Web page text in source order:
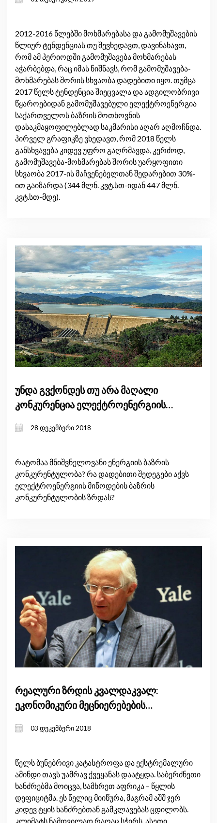
შეიძლება გაკეთდეს მის
2012-2016 წლებში მოხმარებასა და გამომუშავების
წლიურ ტენდენციას თუ შევხედავთ, დავინახავთ,
რომ ამ პერიოდში გამომუშავება მოხმარებას
აჭარბებდა, რაც იმას ნიშნავს, რომ გამომუშავება-
მოხმარებას შორის სხვაობა დადებითი იყო. თუმცა
2017 წელს ტენდენცია შიეცვალა და ადგილობრივი
წყაროებიდან გამომუშავებული ელექტროენერგია
საქართველოს ბაზრის მოთხოვნის
დასაკმაყოფილებლად საკმარისი აღარ აღმოჩნდა.
პირველ გრაფიკზე ვხედავთ, რომ 2018 წელს
განსხვავება კიდევ უფრო გაღრმავდა, კერძოდ,
გამომუშავება-მოხმარებას შორის უარყოფითი
სხვაობა 2017-ის მაჩვენებელთან შედარებით 30%-
ით გაიზარდა (344 მლნ. კვტ.სთ-იდან 447 მლნ.
კვტ.სთ-მდე).
უნდა გვქონდეს თუ არა მაღალი
კონკურენცია ელექტროენერგიის
28 დეკემბერი 2018
რატომაა მნიშვნელოვანი ენერგიის ბაზრის
კონკურენტულობა? რა დადებითი შედეგები აქვს
ელექტროენერგიის მიწოდების ბაზრის
კონკურენტულობის ზრდას?
რეალური ზრდის კვალდაკვალ:
ეკონომიკური მეცნიერებების
მნიშვნელობა ჩვენთვის და ჩვენი
03 დეკემბერი 2018
წელს ბუნებრივი კატასტროფა და ექსტრემალური
ამინდი თავს უამრავ ქვეყანას დაატყდა. საბერძნეთი
ხანძრებმა მოიცვა, სამხრეთ აფრიკა – წყლის
დეფიციტმა. ეს წელიც მიიწურა, მაგრამ აშშ ჯერ
კიდევ ტყის ხანძრებთან გამკლავებას ცდილობს.
კლიმატს ნამდვილად რაღაც სჭირს. ასეთი